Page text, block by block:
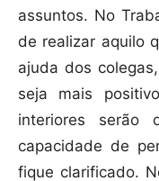
assuntos. No
de realizar aquilo
ajuda dos
seja mais
interiores
capacidade de
fique clarificado.